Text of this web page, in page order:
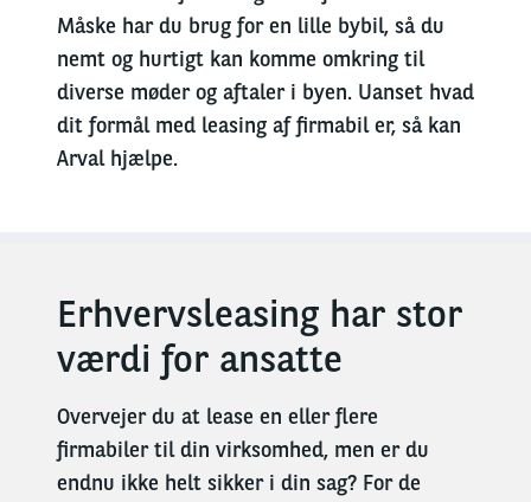
Måske har du brug for en lille bybil, så du
nemt og hurtigt kan komme omkring til
diverse møder og aftaler i byen. Uanset hvad
dit formål med leasing af firmabil er, så kan
Arval hjælpe.
Erhvervsleasing har stor
værdi for ansatte
Overvejer du at lease en eller flere
firmabiler til din virksomhed, men er du
endnu ikke helt sikker i din sag? For de